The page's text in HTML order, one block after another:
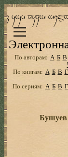
По авторам: А Б В
По книгам: А Б В Г
По сериям: А Б В Г
Бушуев